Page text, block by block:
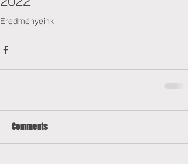
Eredményeink
Comments